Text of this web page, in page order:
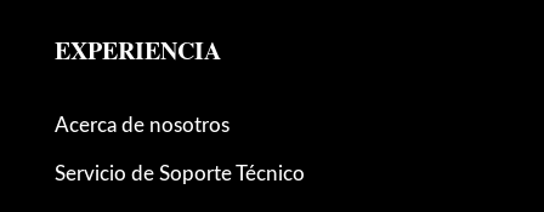
EXPERIENCIA
Acerca de nosotros
Servicio de Soporte Técnico